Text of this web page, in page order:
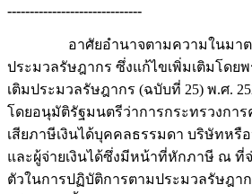
------------------------------
อาศัยอำนาจตามความในมาตรา
ประมวลรัษฎากร ซึ่งแก้ไขเพิ่มเติมโดย
เติมประมวลรัษฎากร (ฉบับที่ 25) พ.ศ.
โดยอนุมัติรัฐมนตรีว่าการกระทรวงกา
เสียภาษีเงินได้บุคคลธรรมดา บริษัทห
และผู้จ่ายเงินได้ซึ่งมีหน้าที่หักภาษี ณ ที่
ตัวในการปฏิบัติการตามประมวลรัษฎา